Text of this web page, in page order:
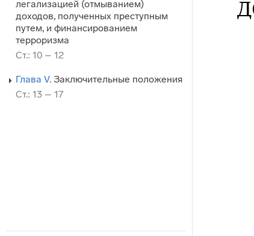
легализацией (отмыванием)
доходов, полученных преступным
путем, и финансированием
терроризма
Ст.: 10 – 12
Глава V. Заключительные положения
Ст.: 13 – 17